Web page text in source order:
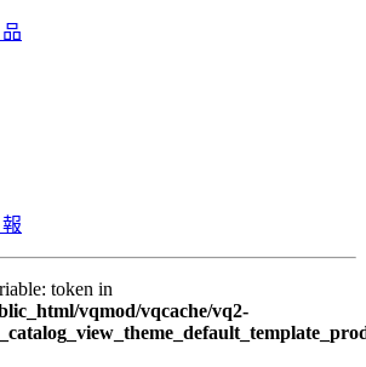
token in
vqmod/vqcache/vq2-